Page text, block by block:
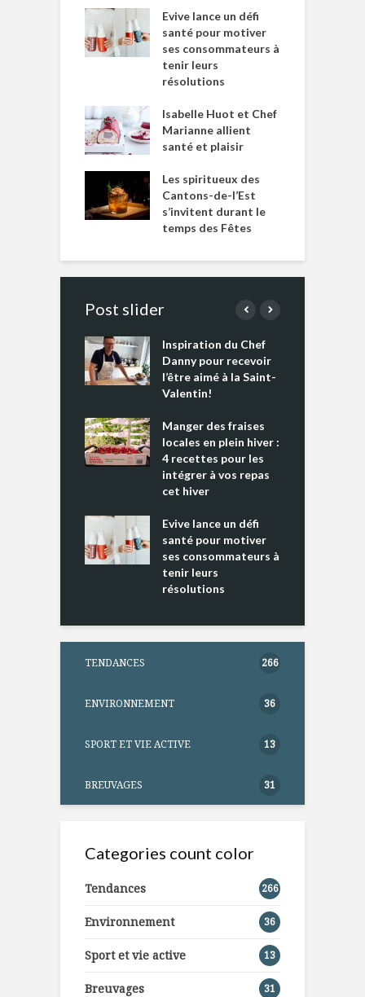
Evive lance un défi
santé pour motiver
ses consommateurs à
tenir leurs
résolutions
Isabelle Huot et Chef
Marianne allient
santé et plaisir
Les spiritueux des
Cantons-de-l’Est
s’invitent durant le
temps des Fêtes
Post slider
Inspiration du Chef
Danny pour recevoir
l’être aimé à la Saint-
Valentin!
Manger des fraises
locales en plein hiver :
4 recettes pour les
intégrer à vos repas
cet hiver
Evive lance un défi
santé pour motiver
ses consommateurs à
tenir leurs
résolutions
TENDANCES 266
ENVIRONNEMENT 36
SPORT ET VIE ACTIVE 13
BREUVAGES 31
Categories count color
Tendances 266
Environnement 36
Sport et vie active 13
Breuvages 31